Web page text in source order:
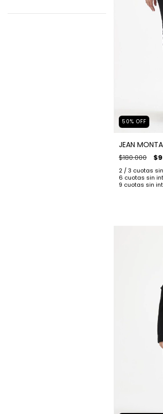
50% OFF
JEAN
$180.000